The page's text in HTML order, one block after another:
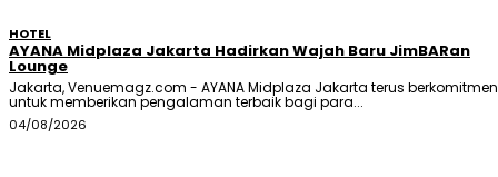
HOTEL
AYANA Midplaza Jakarta Hadirkan Wajah Baru JimBARan
Lounge
Jakarta, Venuemagz.com - AYANA Midplaza Jakarta terus berkomitmen
untuk memberikan pengalaman terbaik bagi para...
04/08/2026